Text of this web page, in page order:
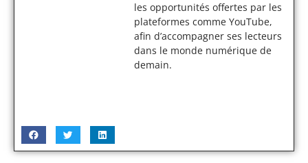
les opportunités offertes par les
plateformes comme YouTube,
afin d’accompagner ses lecteurs
dans le monde numérique de
demain.